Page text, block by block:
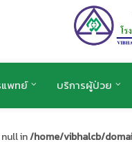
แพทย์ บริการผู้ป่วย
in/home/vibhalcb/